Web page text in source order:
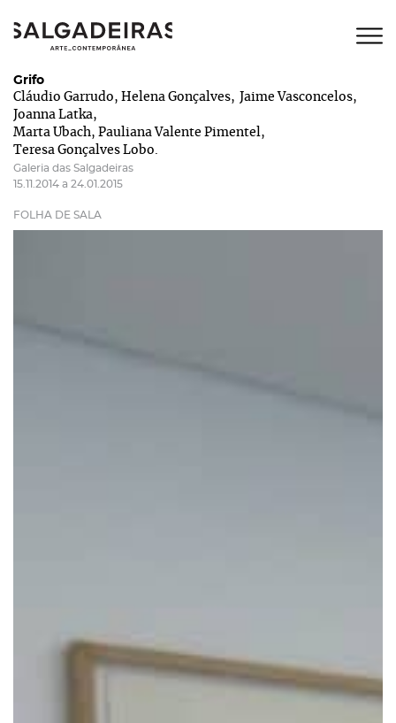
Grifo
Cláudio Garrudo
Helena Gonçalves
Jaime Vasconcelos
Joanna Latka
Marta Ubach Pauliana Valente Pimentel
Teresa Gonçalves Lobo
Galeria das Salgadeiras
15.11.2014 a 24.01.2015
FOLHA DE SALA